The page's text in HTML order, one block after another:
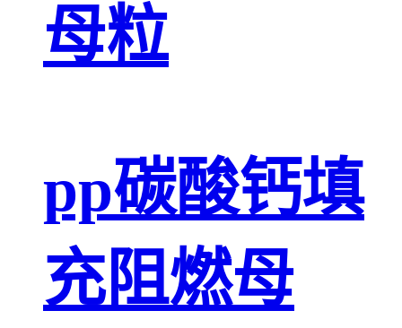
母粒
pp碳酸钙填
充阻燃母